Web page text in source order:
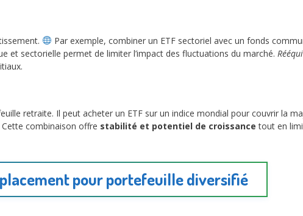
Par exemple, combiner un ETF sectoriel avec un fonds
et sectorielle permet de limiter l’impact des fluctuations du marché.
retraite. Il peut acheter un ETF sur un indice mondial pour couvrir la
Cette combinaison offre stabilité et potentiel de croissance tout en
pour portefeuille diversifié